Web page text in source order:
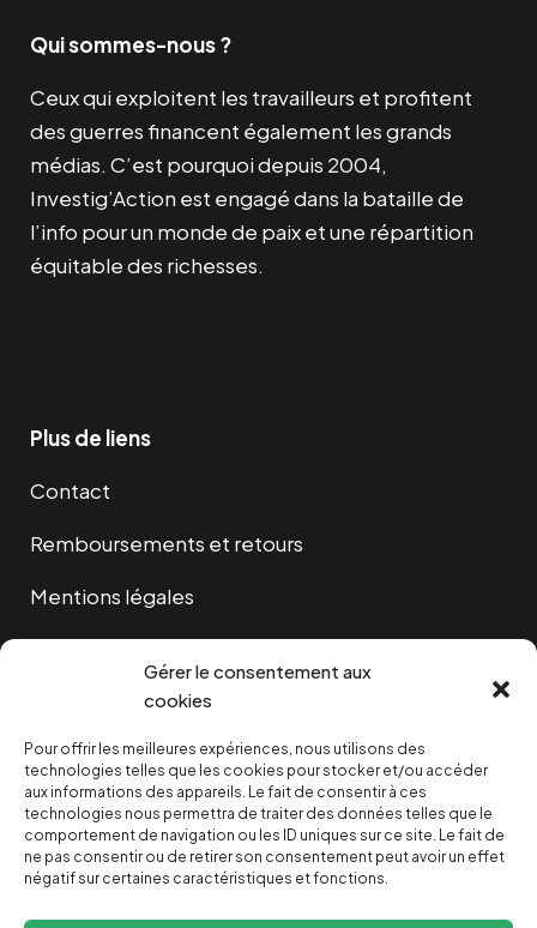
Gérer le consentement aux
cookies
Pour offrir les meilleures expériences, nous utilisons des
technologies telles que les cookies pour stocker et/ou accéder
aux informations des appareils. Le fait de consentir à ces
technologies nous permettra de traiter des données telles que le
comportement de navigation ou les ID uniques sur ce site. Le fait de
ne pas consentir ou de retirer son consentement peut avoir un effet
négatif sur certaines caractéristiques et fonctions.
Qui sommes-nous ?
Ceux qui exploitent les travailleurs et profitent
des guerres financent également les grands
médias. C’est pourquoi depuis 2004,
Investig’Action est engagé dans la bataille de
l’info pour un monde de paix et une répartition
équitable des richesses.
Plus de liens
Contact
Remboursements et retours
Mentions légales
NOUS SOUTENIR
NOTRE NEWSLETTER